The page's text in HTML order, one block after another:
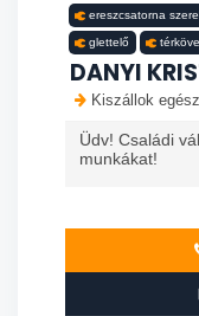
ereszcsatorna
glettelő
DANYI
Kiszállok
Üdv! Családi
munkákat!